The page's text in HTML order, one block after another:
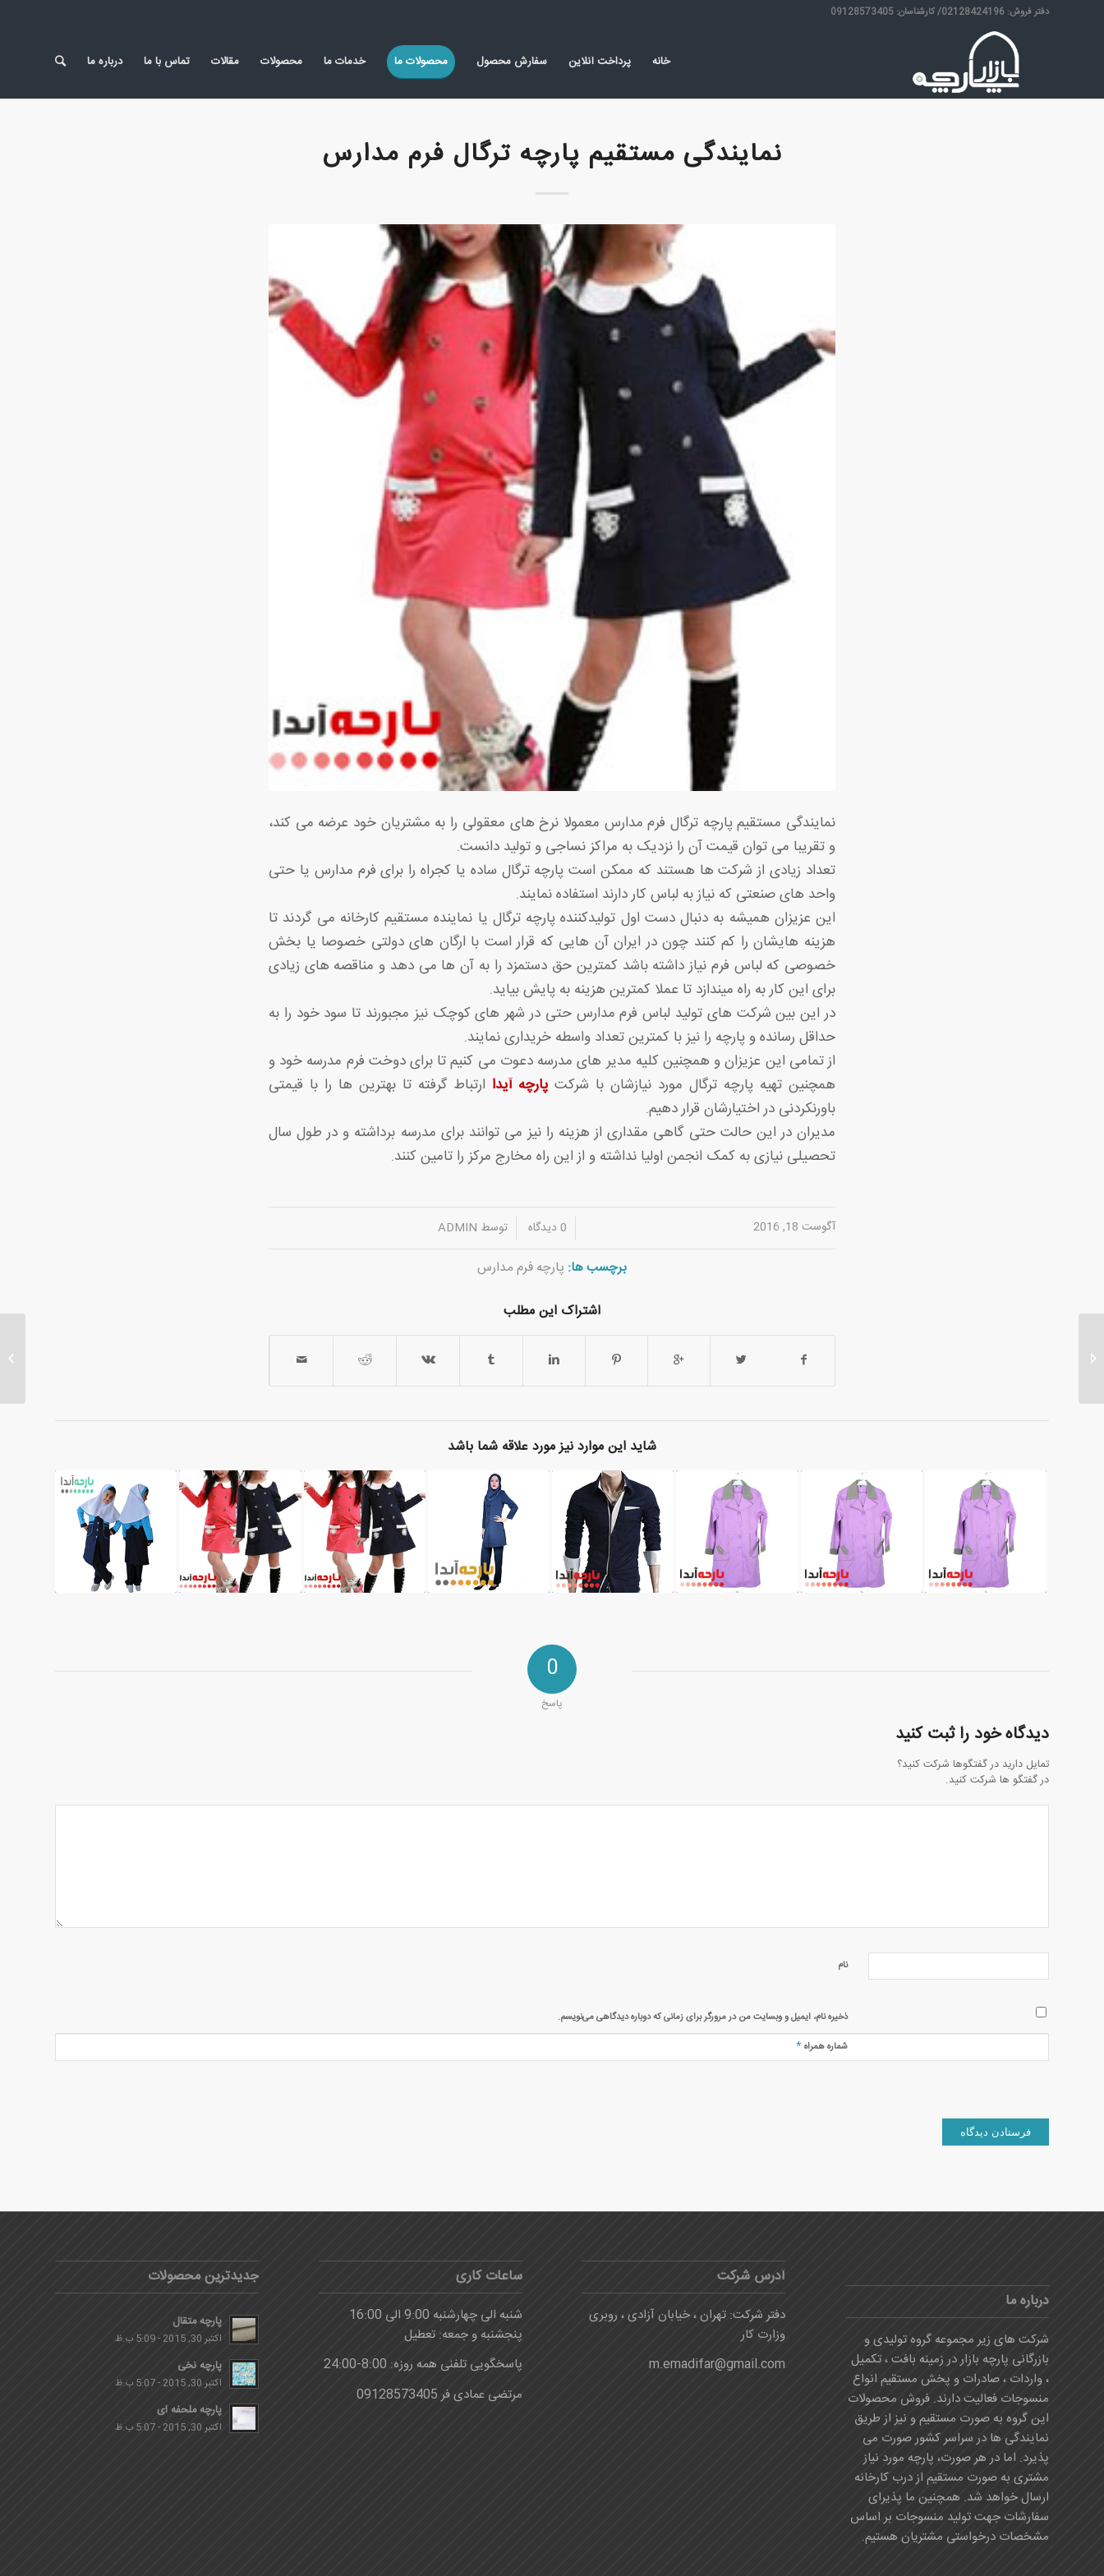
دفتر فروش: 02128424196/ کارشناسان: 09128573405
خانه پرداخت آنلاین سفارش محصول محصولات ما خدمات ما محصولات مقالات تماس با ما درباره ما
نمایندگی مستقیم پارچه ترگال فرم مدارس
نمایندگی مستقیم پارچه ترگال فرم مدارس معمولا نرخ های معقولی را به مشتریان خود عرضه می کند،
و تقریبا می توان قیمت آن را نزدیک به مراکز نساجی و تولید دانست.
تعداد زیادی از شرکت ها هستند که ممکن است پارچه ترگال ساده یا کجراه را برای فرم مدارس یا حتی
واحد های صنعتی که نیاز به لباس کار دارند استفاده نمایند.
این عزیزان همیشه به دنبال دست اول تولیدکننده پارچه ترگال یا نماینده مستقیم کارخانه می گردند تا
هزینه هایشان را کم کنند چون در ایران آن هایی که قرار است با ارگان های دولتی خصوصا یا بخش
خصوصی که لباس فرم نیاز داشته باشد کمترین حق دستمزد را به آن ها می دهد و مناقصه های زیادی
برای این کار به راه میندازد تا عملا کمترین هزینه به پایش بیاید.
در این بین شرکت های تولید لباس فرم مدارس حتی در شهر های کوچک نیز مجبورند تا سود خود را به
حداقل رسانده و پارچه را نیز با کمترین تعداد واسطه خریداری نمایند.
از تمامی این عزیزان و همچنین کلیه مدیر های مدرسه دعوت می کنیم تا برای دوخت فرم مدرسه خود و
همچنین تهیه پارچه ترگال مورد نیازشان با شرکت پارچه آیدا ارتباط گرفته تا بهترین ها را با قیمتی
باورنکردنی در اختیارشان قرار دهیم.
مدیران در این حالت حتی گاهی مقداری از هزینه را نیز می توانند برای مدرسه برداشته و در طول سال
تحصیلی نیازی به کمک انجمن اولیا نداشته و از این راه مخارج مرکز را تامین کنند.
آگوست 18, 2016 0 دیدگاه/ توسط ADMIN
برچسب ها: پارچه فرم مدارس
اشتراک این مطلب
شاید این موارد نیز مورد علاقه شما باشد
0
پاسخ
دیدگاه خود را ثبت کنید
تمایل دارید در گفتگوها شرکت کنید؟
در گفتگو ها شرکت کنید.
نام
ذخیره نام، ایمیل و وبسایت من در مرورگر برای زمانی که دوباره دیدگاهی می‌نویسم.
شماره همراه*
درباره ما
شرکت های زیر مجموعه گروه تولیدی و
بازرگانی پارچه بازار در زمینه بافت ، تکمیل
، واردات ، صادرات و پخش مستقیم انواع
منسوجات فعالیت دارند. فروش محصولات
این گروه به صورت مستقیم و نیز از طریق
نمایندگی ها در سراسر کشور صورت می
پذیرد. اما در هر صورت، پارچه مورد نیاز
مشتری به صورت مستقیم از درب کارخانه
ارسال خواهد شد. همچنین ما پذیرای
سفارشات جهت تولید منسوجات بر اساس
مشخصات درخواستی مشتریان هستیم.
آدرس شرکت
دفتر شرکت: تهران ، خیابان آزادی ، روبری
وزارت کار
m.emadifar@gmail.com
ساعات کاری
شنبه الی چهارشنبه 9:00 الی 16:00
پنجشنبه و جمعه: تعطیل
پاسخگویی تلفنی همه روزه: 8:00-24:00
مرتضی عمادی فر 09128573405
جدیدترین محصولات
پارچه متقال
اکتبر 30, 2015 - 5:09 ب.ظ
پارچه نخی
اکتبر 30, 2015 - 5:07 ب.ظ
پارچه ملحفه ای
اکتبر 30, 2015 - 5:07 ب.ظ